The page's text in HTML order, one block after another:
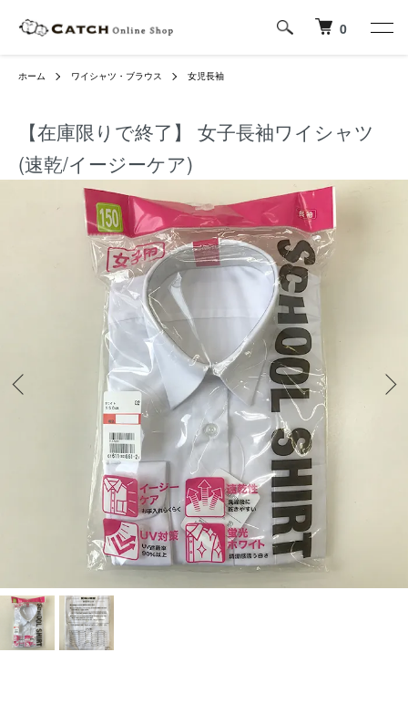
0
ホーム ワイシャツ・ブラウス 女児長袖
【在庫限りで終了】 女子長袖ワイシャツ
(速乾/イージーケア)